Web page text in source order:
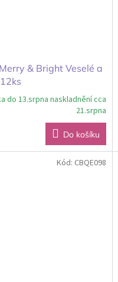
& Bright Veselé a
do 13.srpna naskladnění cca
21.srpna
Do košíku
Kód: CBQE098